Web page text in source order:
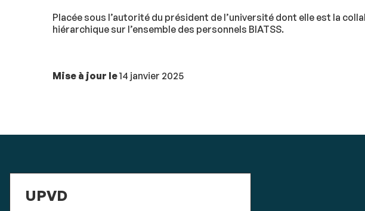
Placée sous l’autorité du président de l’université dont elle est la
hiérarchique sur l’ensemble des personnels BIATSS.
Mise à jour le14 janvier 2025
UPVD